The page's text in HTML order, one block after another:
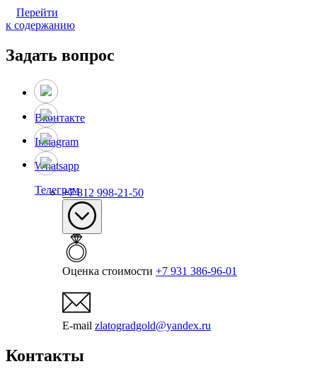
Перейти
к содержанию
Задать вопрос
Вконтакте
Instagram
Whatsapp
Телеграм+7 812 998-21-50
Оценка стоимости +7 931 386-96-01
E-mail zlatogradgold@yandex.ru
Контакты